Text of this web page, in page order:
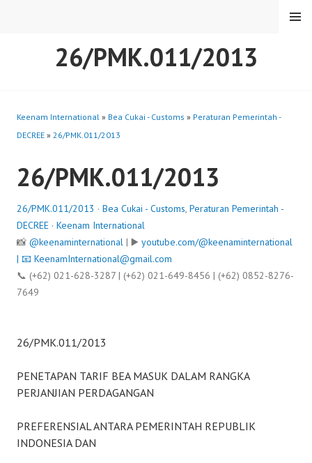
26/PMK.011/2013
MENU
Keenam International » Bea Cukai - Customs » Peraturan Pemerintah -
DECREE » 26/PMK.011/2013
26/PMK.011/2013
26/PMK.011/2013 · Bea Cukai - Customs, Peraturan Pemerintah -
DECREE · Keenam International
📸 @keenaminternational | ▶️ youtube.com/@keenaminternational
| 📧 KeenamInternational@gmail.com
📞 (+62) 021-628-3287 | (+62) 021-649-8456 | (+62) 0852-8276-
7649
26/PMK.011/2013
PENETAPAN TARIF BEA MASUK DALAM RANGKA
PERJANJIAN PERDAGANGAN
PREFERENSIAL ANTARA PEMERINTAH REPUBLIK
INDONESIA DAN